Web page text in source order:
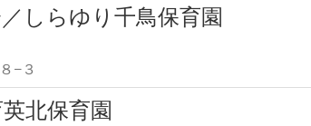
しらゆり千鳥保育園
−３
北保育園